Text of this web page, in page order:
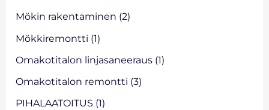
Mökin rakentaminen (2)
Mökkiremontti (1)
Omakotitalon linjasaneeraus (1)
Omakotitalon remontti (3)
PIHALAATOITUS (1)